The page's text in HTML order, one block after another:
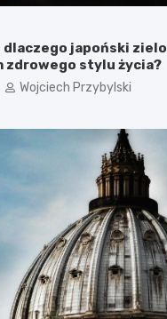
dlaczego japoński
zdrowego stylu życia?
Wojciech Przybylski